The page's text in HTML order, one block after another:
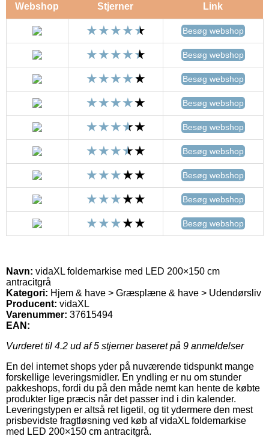
Webshop Stjerner Link
Besøg webshop
Besøg webshop
Besøg webshop
Besøg webshop
Besøg webshop
Besøg webshop
Besøg webshop
Besøg webshop
Besøg webshop
Navn: vidaXL foldemarkise med LED 200×150 cm
antracitgrå
Kategori: Hjem & have > Græsplæne & have > Udendørsliv
Producent: vidaXL
Varenummer: 37615494
EAN:
Vurderet til 4.2 ud af 5 stjerner baseret på 9 anmeldelser
En del internet shops yder på nuværende tidspunkt mange
forskellige leveringsmidler. En yndling er nu om stunder
pakkeshops, fordi du på den måde nemt kan hente de købte
produkter lige præcis når det passer ind i din kalender.
Leveringstypen er altså ret ligetil, og tit ydermere den mest
prisbevidste fragtløsning ved køb af vidaXL foldemarkise
med LED 200×150 cm antracitgrå.